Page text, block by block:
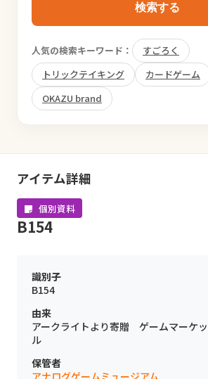
検索する
人気の検索キーワード：
すごろく
トリックテイキング
カードゲーム
OKAZU brand
アイテム詳細
個別資料
B154
識別子
B154
由来
アークライトより寄贈 ゲームマーケ
ル
保管者
アナログゲームミュージアム